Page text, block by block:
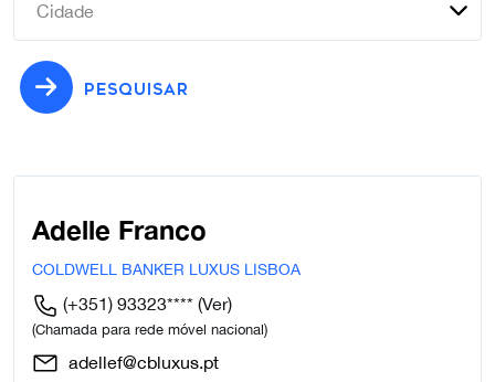
Cidade
PESQUISAR
Adelle Franco
COLDWELL BANKER LUXUS LISBOA
(+351) 93323**** (Ver)
(Chamada para rede móvel nacional)
adellef@cbluxus.pt